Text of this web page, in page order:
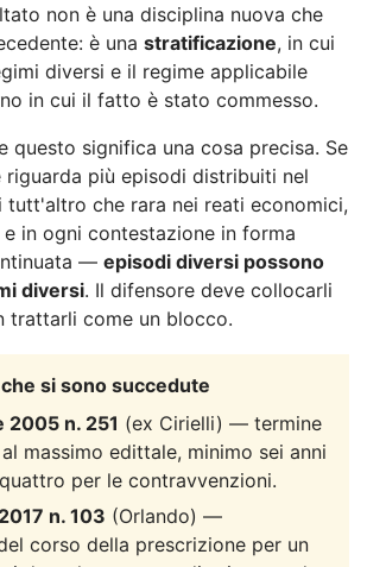
non è una disciplina nuova che
è una stratificazione, in cui
diversi e il regime applicabile
in cui il fatto è stato commesso.
questo significa una cosa precisa. Se
riguarda più episodi distribuiti nel
che rara nei reati economici,
in ogni contestazione in forma
— episodi diversi possono
diversi. Il difensore deve collocarli
trattarli come un blocco.
si sono succedute
2005 n. 251 (ex Cirielli) — termine
massimo edittale, minimo sei anni
per le contravvenzioni.
n. 103 (Orlando) —
corso della prescrizione per un